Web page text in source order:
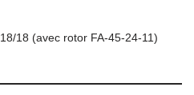
18/18 (avec rotor FA-45-24-11)